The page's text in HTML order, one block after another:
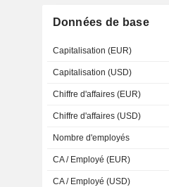
Données de base
Capitalisation (EUR)
Capitalisation (USD)
Chiffre d'affaires (EUR)
Chiffre d'affaires (USD)
Nombre d'employés
CA / Employé (EUR)
CA / Employé (USD)